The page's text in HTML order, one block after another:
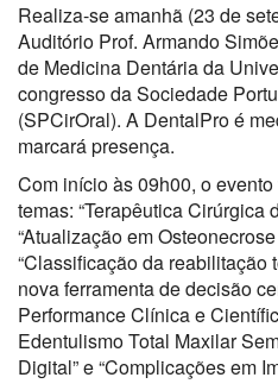
Realiza-se amanhã (23 de
Auditório Prof. Armando
de Medicina Dentária da
congresso da Sociedade
(SPCirOral). A DentalPro é
marcará presença.
Com início às 09h00, o
temas: “Terapêutica Cirúrgica
“Atualização em
“Classificação da reabilitação
nova ferramenta de decisão
Performance Clínica e
Edentulismo Total Maxilar
Digital” e “Complicações em